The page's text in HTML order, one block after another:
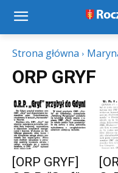
Strona główna
ORP GRYF
[ORP GRYF]